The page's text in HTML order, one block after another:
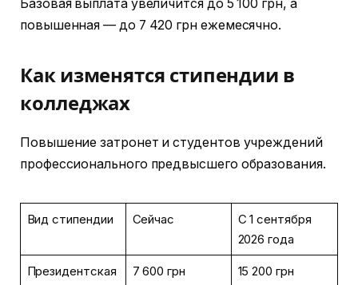
Базовая выплата увеличится до 5 100 грн, а
повышенная — до 7 420 грн ежемесячно.
Как изменятся стипендии в
колледжах
Повышение затронет и студентов учреждений
профессионального предвысшего образования.
Вид стипендии Сейчас
С 1 сентября
2026 года
Президентская
7 600 грн 15 200 грн